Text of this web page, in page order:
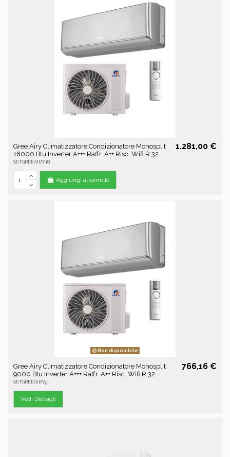
Gree Airy Climatizzatore Condizionatore Monosplit
18000 Btu Inverter A+++ Raffr. A++ Risc. Wifi R 32
SETGREEAIRY18
1.281,00 €
Aggiungi al carrello
Non disponibile
Gree Airy Climatizzatore Condizionatore Monosplit
9000 Btu Inverter A+++ Raffr. A++ Risc. Wifi R 32
SETGREEAIRY9
766,16 €
Vedi Dettagli